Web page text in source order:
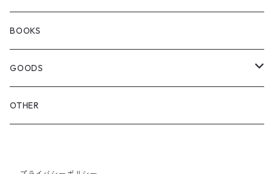
SEDAN ALL-PURPOSE
SHOULDER
OTHER BAGS
EYE WEAR
CAP&HAT
GLOVES&SCARF
BOOKS
GOODS
TOY
OTHER